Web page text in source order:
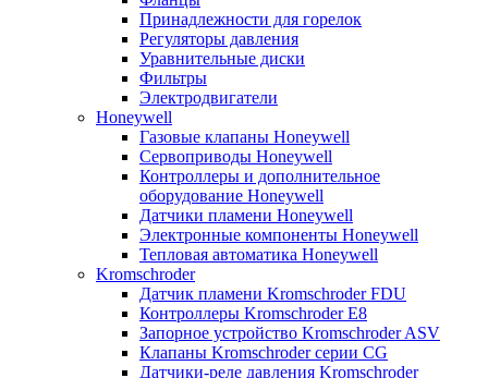
Принадлежности для горелок
Регуляторы давления
Уравнительные диски
Фильтры
Электродвигатели
Honeywell
Газовые клапаны Honeywell
Сервоприводы Honeywell
Контроллеры и дополнительное
оборудование Honeywell
Датчики пламени Honeywell
Электронные компоненты Honeywell
Тепловая автоматика Honeywell
Kromschroder
Датчик пламени Kromschroder FDU
Контроллеры Kromschroder E8
Запорное устройство Kromschroder ASV
Клапаны Kromschroder серии CG
Датчики-реле давления Kromschroder